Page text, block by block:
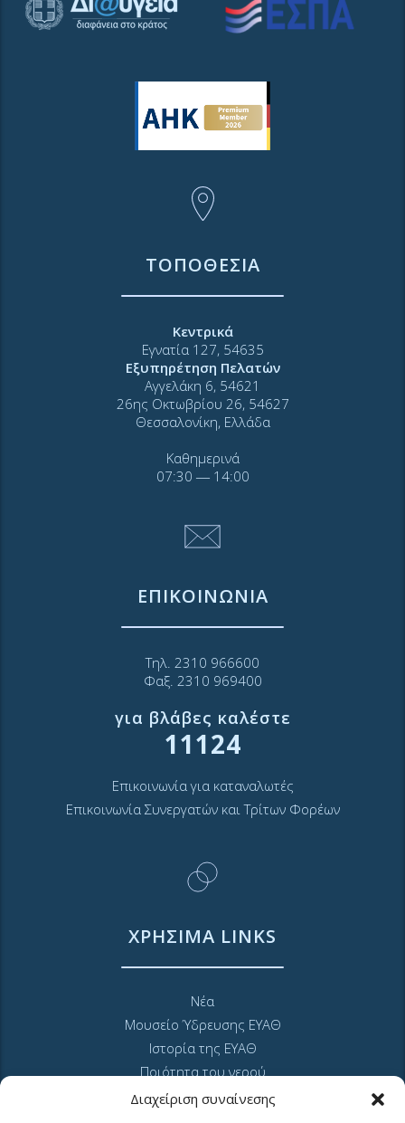
Διαχείριση συναίνεσης
ΤΟΠΟΘΕΣΙΑ
Κεντρικά
Εγνατία 127, 54635
Εξυπηρέτηση Πελατών
Αγγελάκη 6, 54621
26ης Οκτωβρίου 26, 54627
Θεσσαλονίκη, Ελλάδα
Καθημερινά
07:30 ― 14:00
ΕΠΙΚΟΙΝΩΝΙΑ
Τηλ. 2310 966600
Φαξ. 2310 969400
για βλάβες καλέστε
11124
Επικοινωνία για καταναλωτές
Επικοινωνία Συνεργατών και Τρίτων Φορέων
ΧΡΗΣΙΜΑ LINKS
Νέα
Μουσείο Ύδρευσης ΕΥΑΘ
Ιστορία της ΕΥΑΘ
Ποιότητα του νερού
Πολιτική Απορρήτου Ιστοτόπου